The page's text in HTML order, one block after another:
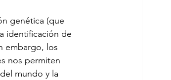
genética (que
identificación de
embargo, los
nos permiten
mundo y la